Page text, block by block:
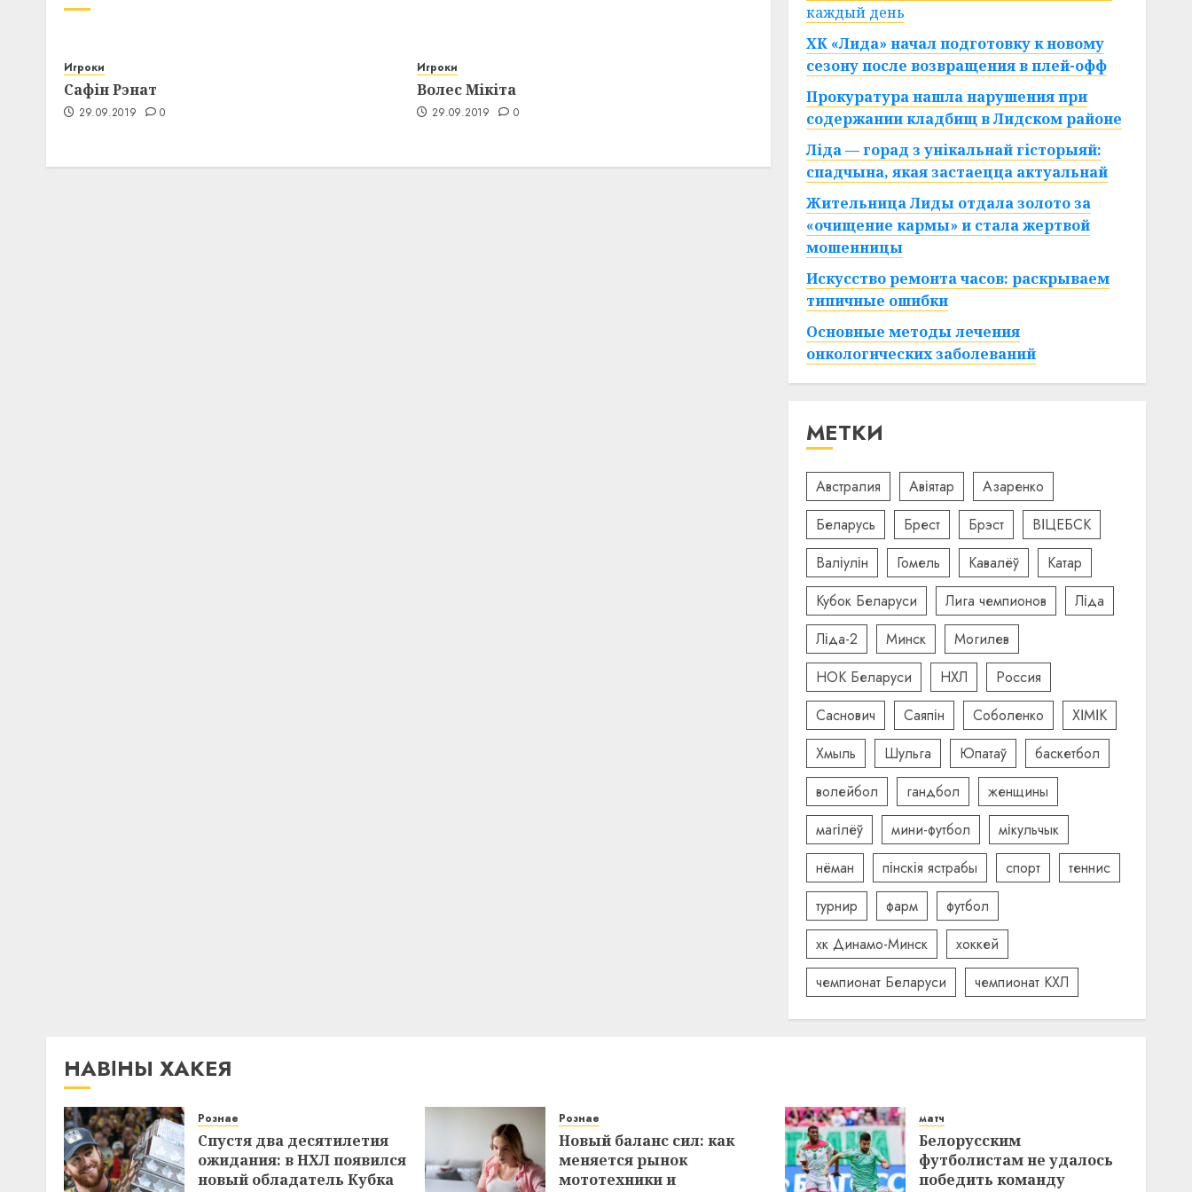
Игроки
Сафін Рэнат
29.09.2019 0
Игроки
Волес Мікіта
29.09.2019 0
каждый день
ХК «Лида» начал подготовку к новому
сезону после возвращения в плей-офф
Прокуратура нашла нарушения при
содержании кладбищ в Лидском районе
Ліда — горад з унікальнай гісторыяй:
спадчына, якая застаецца актуальнай
Жительница Лиды отдала золото за
«очищение кармы» и стала жертвой
мошенницы
Искусство ремонта часов: раскрываем
типичные ошибки
Основные методы лечения
онкологических заболеваний
МЕТКИ
Австралия Авіятар
Азаренко
Беларусь
Брест Брэст
ВІЦЕБСК
Валіулін
Гомель Кавалёў
Катар
Кубок Беларуси
Лига чемпионов
Ліда
Ліда-2
Минск
Могилев
НОК Беларуси
НХЛ
Россия
Саснович
Саяпін Соболенко
ХІМІК
Хмыль
Шульга Юпатаў
баскетбол
волейбол
гандбол
женщины
магілёў
мини-футбол
мікульчык
нёман
пінскія ястрабы спорт
теннис
турнир
фарм
футбол
хк Динамо-Минск
хоккей
чемпионат Беларуси
чемпионат КХЛ
НАВІНЫ ХАКЕЯ
Рознае
Спустя два десятилетия
ожидания: в НХЛ появился
новый обладатель Кубка
Рознае
Новый баланс сил: как
меняется рынок
мототехники и
матч
Белорусским
футболистам не удалось
победить команду